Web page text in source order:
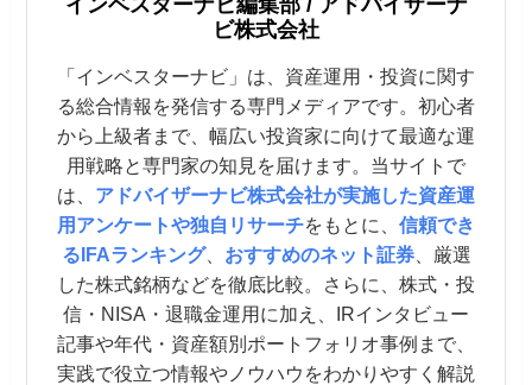
ビ株式会社
「インベスターナビ」は、資産運用・投資に関す
る総合情報を発信する専門メディアです。初心者
から上級者まで、幅広い投資家に向けて最適な運
用戦略と専門家の知見を届けます。当サイトで
は、 アドバイザーナビ株式会社が実施した資産運
用アンケートや独自リサーチをもとに、 信頼でき
るIFAランキング、 おすすめのネット証券、厳選
した株式銘柄などを徹底比較。さらに、株式・投
信・NISA・退職金運用に加え、IRインタビュー
記事や年代・資産額別ポートフォリオ事例まで、
実践で役立つ情報やノウハウをわかりやすく解説